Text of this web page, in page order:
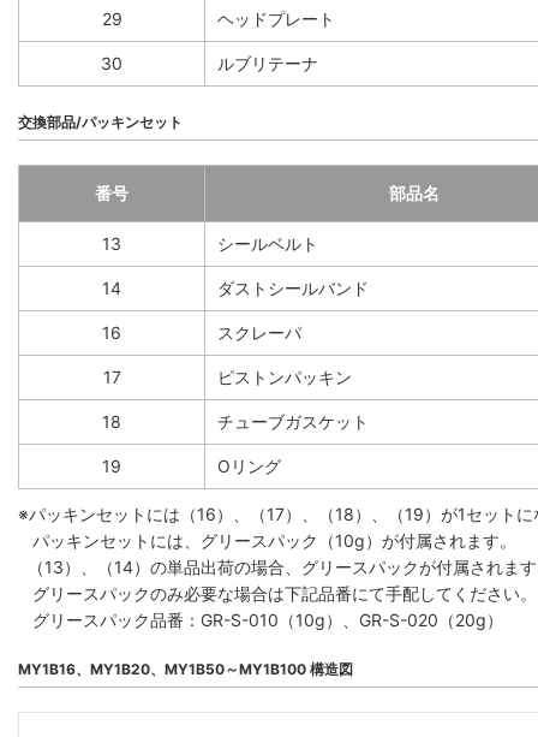
29 ヘッドプレート
30 ルブリテーナ
交換部品/パッキンセット
番号 部品名
13 シールベルト
14 ダストシールバンド
16 スクレーパ
17 ピストンパッキン
18 チューブガスケット
19 Oリング
※パッキンセットには（16）、（17）、（18）、（19）が1セット
パッキンセットには、グリースパック（10g）が付属されます。
（13）、（14）の単品出荷の場合、グリースパックが付属されま
グリースパックのみ必要な場合は下記品番にて手配してください。
グリースパック品番：GR-S-010（10g）、GR-S-020（20g）
MY1B16、MY1B20、MY1B50～MY1B100 構造図